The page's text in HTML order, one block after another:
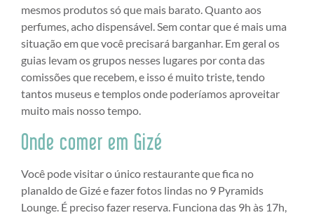
mesmos produtos só que mais barato. Quanto aos
perfumes, acho dispensável. Sem contar que é mais uma
situação em que você precisará barganhar. Em geral os
guias levam os grupos nesses lugares por conta das
comissões que recebem, e isso é muito triste, tendo
tantos museus e templos onde poderíamos aproveitar
muito mais nosso tempo.
Onde comer em Gizé
Você pode visitar o único restaurante que fica no
planaldo de Gizé e fazer fotos lindas no 9 Pyramids
Lounge. É preciso fazer reserva. Funciona das 9h às 17h,